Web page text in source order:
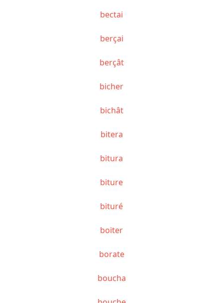
bectai
berçai
berçât
bicher
bichât
bitera
bitura
biture
bituré
boiter
borate
boucha